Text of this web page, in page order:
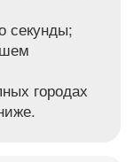
секунды;
городах